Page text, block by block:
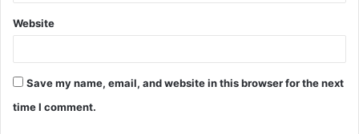
Website
Save my name, email, and website in this browser for the next
time I comment.